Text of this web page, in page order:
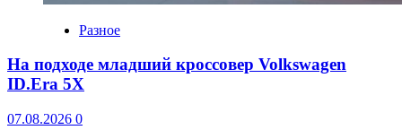
Разное
На подходе младший кроссовер Volkswagen
ID.Era 5X
07.08.2026 0